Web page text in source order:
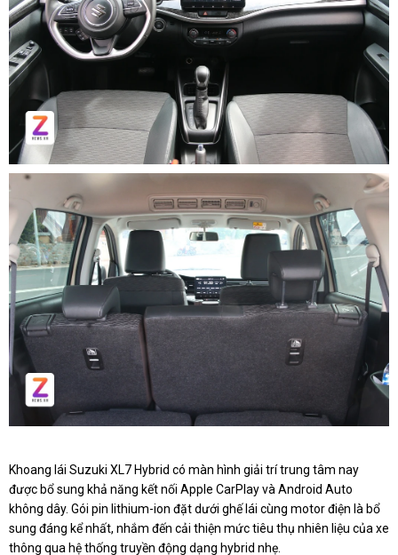
Khoang lái Suzuki XL7 Hybrid có màn hình giải trí trung tâm nay
được bổ sung khả năng kết nối Apple CarPlay và Android Auto
không dây. Gói pin lithium-ion đặt dưới ghế lái cùng motor điện là bổ
sung đáng kể nhất, nhắm đến cải thiện mức tiêu thụ nhiên liệu của xe
thông qua hệ thống truyền động dạng hybrid nhẹ.